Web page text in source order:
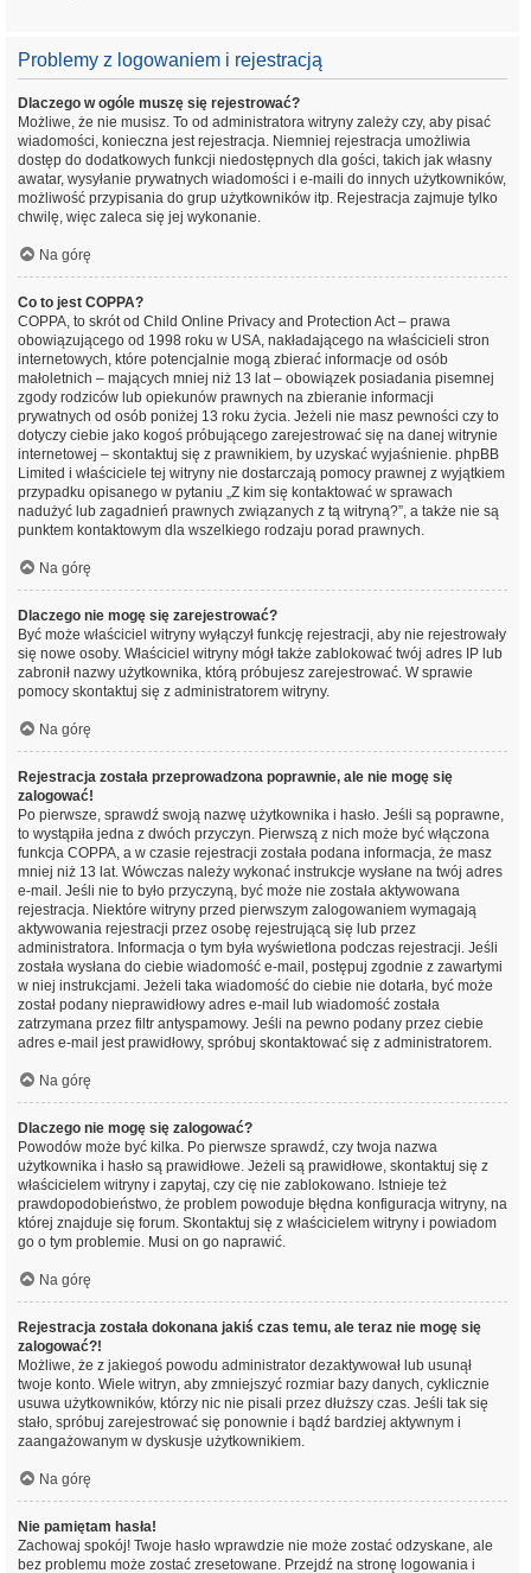
Problemy z logowaniem i rejestracją
Dlaczego w ogóle muszę się rejestrować?
Możliwe, że nie musisz. To od administratora witryny zależy czy, aby pisać
wiadomości, konieczna jest rejestracja. Niemniej rejestracja umożliwia
dostęp do dodatkowych funkcji niedostępnych dla gości, takich jak własny
awatar, wysyłanie prywatnych wiadomości i e-maili do innych użytkowników,
możliwość przypisania do grup użytkowników itp. Rejestracja zajmuje tylko
chwilę, więc zaleca się jej wykonanie.
Na górę
Co to jest COPPA?
COPPA, to skrót od Child Online Privacy and Protection Act – prawa
obowiązującego od 1998 roku w USA, nakładającego na właścicieli stron
internetowych, które potencjalnie mogą zbierać informacje od osób
małoletnich – mających mniej niż 13 lat – obowiązek posiadania pisemnej
zgody rodziców lub opiekunów prawnych na zbieranie informacji
prywatnych od osób poniżej 13 roku życia. Jeżeli nie masz pewności czy to
dotyczy ciebie jako kogoś próbującego zarejestrować się na danej witrynie
internetowej – skontaktuj się z prawnikiem, by uzyskać wyjaśnienie. phpBB
Limited i właściciele tej witryny nie dostarczają pomocy prawnej z wyjątkiem
przypadku opisanego w pytaniu „Z kim się kontaktować w sprawach
nadużyć lub zagadnień prawnych związanych z tą witryną?”, a także nie są
punktem kontaktowym dla wszelkiego rodzaju porad prawnych.
Na górę
Dlaczego nie mogę się zarejestrować?
Być może właściciel witryny wyłączył funkcję rejestracji, aby nie rejestrowały
się nowe osoby. Właściciel witryny mógł także zablokować twój adres IP lub
zabronił nazwy użytkownika, którą próbujesz zarejestrować. W sprawie
pomocy skontaktuj się z administratorem witryny.
Na górę
Rejestracja została przeprowadzona poprawnie, ale nie mogę się
zalogować!
Po pierwsze, sprawdź swoją nazwę użytkownika i hasło. Jeśli są poprawne,
to wystąpiła jedna z dwóch przyczyn. Pierwszą z nich może być włączona
funkcja COPPA, a w czasie rejestracji została podana informacja, że masz
mniej niż 13 lat. Wówczas należy wykonać instrukcje wysłane na twój adres
e-mail. Jeśli nie to było przyczyną, być może nie została aktywowana
rejestracja. Niektóre witryny przed pierwszym zalogowaniem wymagają
aktywowania rejestracji przez osobę rejestrującą się lub przez
administratora. Informacja o tym była wyświetlona podczas rejestracji. Jeśli
została wysłana do ciebie wiadomość e-mail, postępuj zgodnie z zawartymi
w niej instrukcjami. Jeżeli taka wiadomość do ciebie nie dotarła, być może
został podany nieprawidłowy adres e-mail lub wiadomość została
zatrzymana przez filtr antyspamowy. Jeśli na pewno podany przez ciebie
adres e-mail jest prawidłowy, spróbuj skontaktować się z administratorem.
Na górę
Dlaczego nie mogę się zalogować?
Powodów może być kilka. Po pierwsze sprawdź, czy twoja nazwa
użytkownika i hasło są prawidłowe. Jeżeli są prawidłowe, skontaktuj się z
właścicielem witryny i zapytaj, czy cię nie zablokowano. Istnieje też
prawdopodobieństwo, że problem powoduje błędna konfiguracja witryny, na
której znajduje się forum. Skontaktuj się z właścicielem witryny i powiadom
go o tym problemie. Musi on go naprawić.
Na górę
Rejestracja została dokonana jakiś czas temu, ale teraz nie mogę się
zalogować?!
Możliwe, że z jakiegoś powodu administrator dezaktywował lub usunął
twoje konto. Wiele witryn, aby zmniejszyć rozmiar bazy danych, cyklicznie
usuwa użytkowników, którzy nic nie pisali przez dłuższy czas. Jeśli tak się
stało, spróbuj zarejestrować się ponownie i bądź bardziej aktywnym i
zaangażowanym w dyskusje użytkownikiem.
Na górę
Nie pamiętam hasła!
Zachowaj spokój! Twoje hasło wprawdzie nie może zostać odzyskane, ale
bez problemu może zostać zresetowane. Przejdź na stronę logowania i